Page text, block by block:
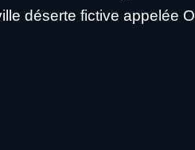
déserte fictive appelée